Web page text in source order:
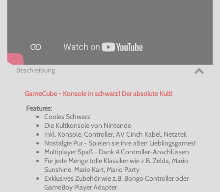
Beschreibung
GameCube - Konsole in schwarz! Der absolute Kult!
Features:
Cooles Schwarz
Die Kultkonsole von Nintendo
Inkl. Konsole, Controller, AV Cinch Kabel, Netzteil
Nostalgie Pur - Spielen sie ihre alten Lieblingsgames!
Multiplayer Spaß - Dank 4 Controller-Anschlüssen
Für jede Menge tolle Klassiker wie z.B. Zelda, Mario
Sunshine, Mario Kart, Mario Party
Exklusives Zubehör wie z.B. Bongo Controller oder
GameBoy Player Adapter